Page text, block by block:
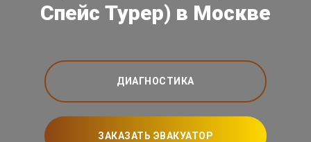
Спейс Турер) в Москве
ДИАГНОСТИКА
ЗАКАЗАТЬ ЭВАКУАТОР